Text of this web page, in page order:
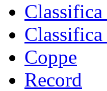
Coppe
Record